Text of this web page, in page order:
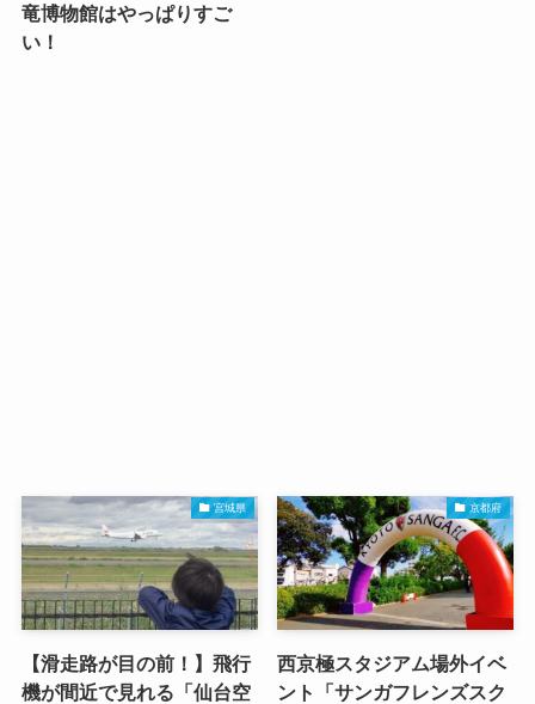
竜博物館はやっぱりすご
い！
宮城県
【滑走路が目の前！】飛行
機が間近で見れる「仙台空
京都府
西京極スタジアム場外イベ
ント「サンガフレンズスク